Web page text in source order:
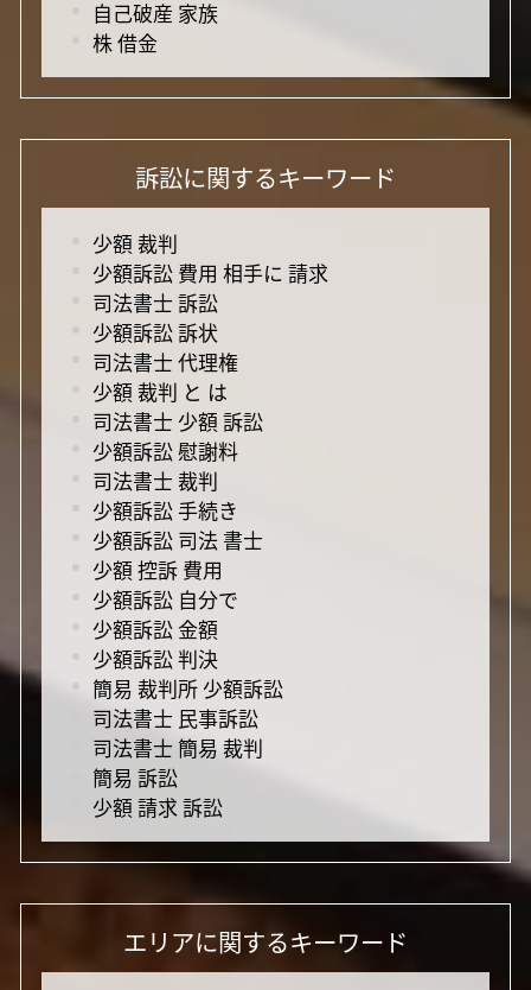
自己破産 家族
株 借金
訴訟に関するキーワード
少額 裁判
少額訴訟 費用 相手に 請求
司法書士 訴訟
少額訴訟 訴状
司法書士 代理権
少額 裁判 と は
司法書士 少額 訴訟
少額訴訟 慰謝料
司法書士 裁判
少額訴訟 手続き
少額訴訟 司法 書士
少額 控訴 費用
少額訴訟 自分で
少額訴訟 金額
少額訴訟 判決
簡易 裁判所 少額訴訟
司法書士 民事訴訟
司法書士 簡易 裁判
簡易 訴訟
少額 請求 訴訟
エリアに関するキーワード